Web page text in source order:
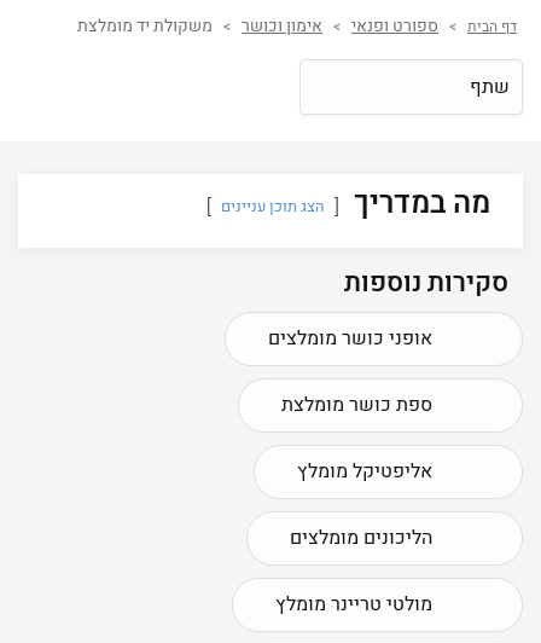
דף הבית > ספורט ופנאי > אימון וכושר > משקולת יד מומלצת
שתף
מה במדריך הצג תוכן עניינים
סקירות נוספות
אופני כושר מומלצים
ספת כושר מומלצת
אליפטיקל מומלץ
הליכונים מומלצים
מולטי טריינר מומלץ